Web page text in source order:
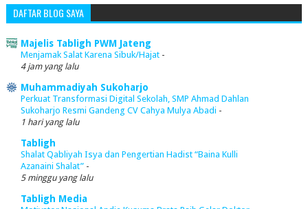
DAFTAR BLOG SAYA
Majelis Tabligh PWM Jateng
Menjamak Salat Karena Sibuk/Hajat -
4 jam yang lalu
Muhammadiyah Sukoharjo
Perkuat Transformasi Digital Sekolah, SMP Ahmad Dahlan
Sukoharjo Resmi Gandeng CV Cahya Mulya Abadi -
1 hari yang lalu
Tabligh
Shalat Qabliyah Isya dan Pengertian Hadist “Baina Kulli
Azanaini Shalat” -
5 minggu yang lalu
Tabligh Media